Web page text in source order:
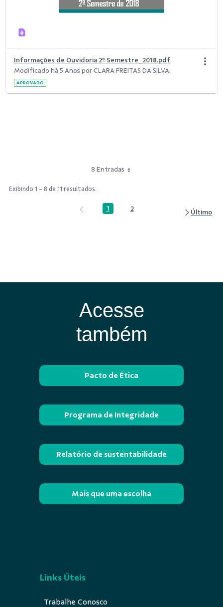
Informações de Ouvidoria 2º Semestre_2018.pdf
Modificado há 5 Anos por CLARA FREITAS DA SILVA.
APROVADO
8 Entradas
Exibindo 1 - 8 de 11 resultados.
Página
1 Página
2
Acesse
também
Pacto de Ética
Programa de Integridade
Relatório de sustentabilidade
Mais que uma escolha
Links Úteis
Trabalhe Conosco